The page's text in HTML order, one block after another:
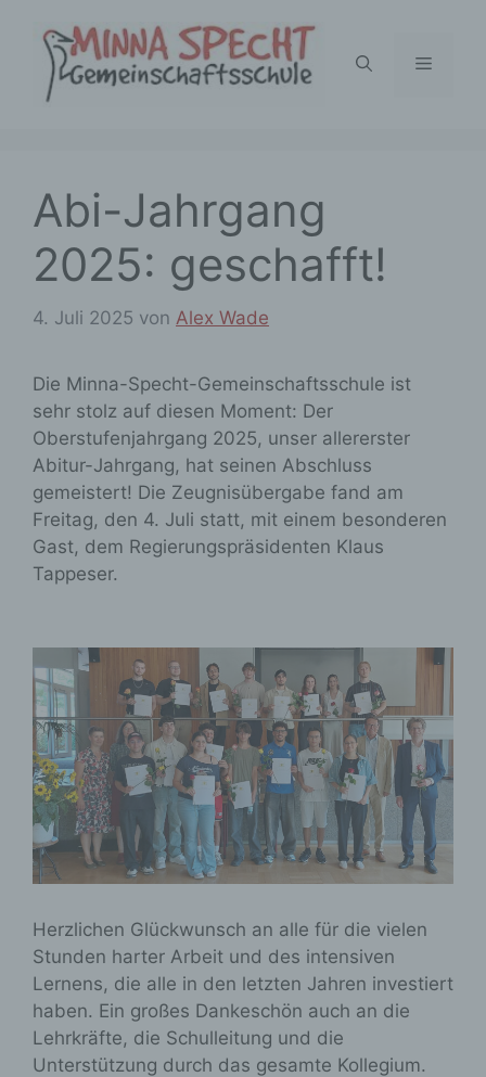
Inhalt
springen
Menü
Abi-Jahrgang
2025: geschafft!
4. Juli 2025 von Alex Wade
Die Minna-Specht-Gemeinschaftsschule ist
sehr stolz auf diesen Moment: Der
Oberstufenjahrgang 2025, unser allererster
Abitur-Jahrgang, hat seinen Abschluss
gemeistert! Die Zeugnisübergabe fand am
Freitag, den 4. Juli statt, mit einem besonderen
Gast, dem Regierungspräsidenten Klaus
Tappeser.
Herzlichen Glückwunsch an alle für die vielen
Stunden harter Arbeit und des intensiven
Lernens, die alle in den letzten Jahren investiert
haben. Ein großes Dankeschön auch an die
Lehrkräfte, die Schulleitung und die
Unterstützung durch das gesamte Kollegium.